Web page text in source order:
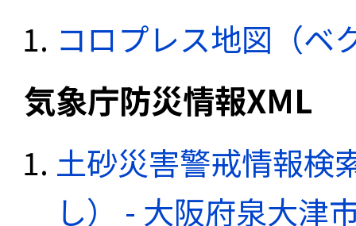
コロプレス地図（ベ
気象庁防災情報XML
土砂災害警戒情報検
し） - 大阪府泉大津